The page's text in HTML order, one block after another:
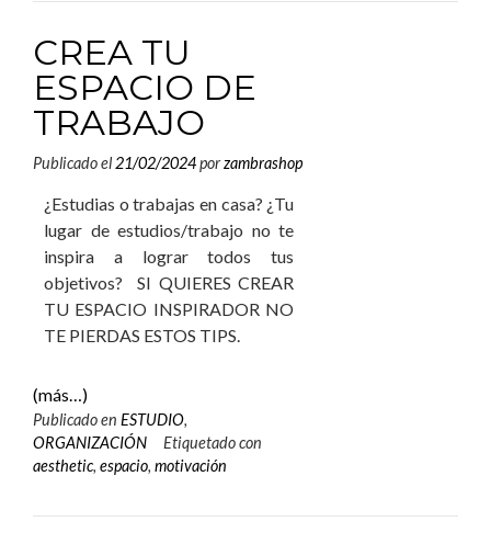
CREA TU
ESPACIO DE
TRABAJO
Publicado el21/02/2024porzambrashop
¿Estudias o trabajas en casa? ¿Tu
lugar de estudios/trabajo no te
inspira a lograr todos tus
objetivos? SI QUIERES CREAR
TU ESPACIO INSPIRADOR NO
TE PIERDAS ESTOS TIPS.
(más…)
Publicado en ESTUDIO,
ORGANIZACIÓN
Etiquetado con
aesthetic, espacio, motivación